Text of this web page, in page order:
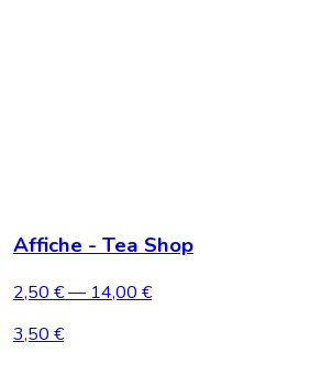
Affiche - Tea Shop
2,50 €— 14,00 €
3,50 €